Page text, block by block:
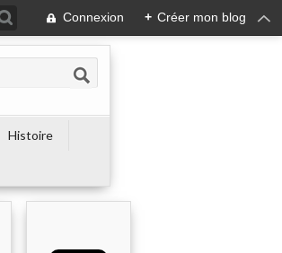
Connexion + Créer mon blog
Histoire